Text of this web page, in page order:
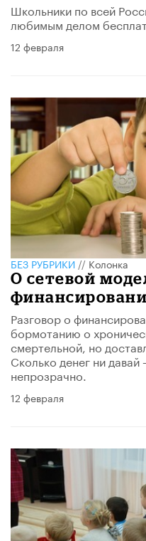
Школьники по всей
любимым делом
12 февраля
БЕЗ РУБРИКИ//Колонка
О сетевой
Разговор о
бормотанию о
смертельной, но
Сколько денег ни давай
непрозрачно.
12 февраля